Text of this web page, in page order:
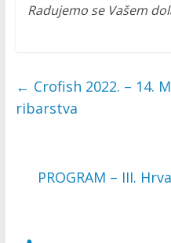
Radujemo se Vašem
← Crofish 2022. – 14.
ribarstva
PROGRAM – III.